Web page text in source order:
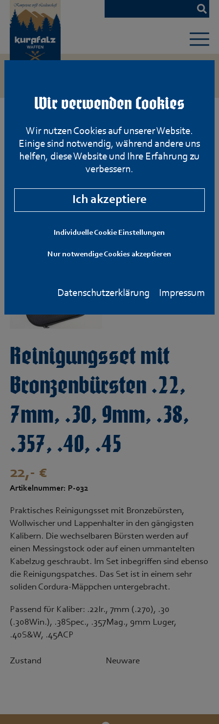
Wir verwenden Cookies
Wir nutzen Cookies auf unserer Website.
Einige sind notwendig, während andere uns
helfen, diese Website und Ihre Erfahrung zu
verbessern.
Ich akzeptiere
Individuelle Cookie Einstellungen
Nur notwendige Cookies akzeptieren
Datenschutzerklärung Impressum
Zum
Hauptinhalt
springen
Reinigungsset mit
Bronzenbürsten .22,
7mm, .30, 9mm, .38,
.357, .40, .45
22,- €
Artikelnummer: P-032
Praktisches Reinigungsset mit Bronzebürsten,
Wollwischer und Lappenhalter in den gängigsten
Kalibern. Die wechselbaren Bürsten werden auf
einen Messingstock oder auf einen ummantelten
Kabelzug geschraubt. Im Set inbegriffen sind ebenso
die Reinigungspatches. Das Set ist in einem sehr
soliden Cordura-Mäppchen untergebracht.
Passend für Kaliber: .22lr., 7mm (.270), .30
(.308Win.), .38Spec., .357Mag., 9mm Luger,
.40S&W, .45ACP
Zustand Neuware